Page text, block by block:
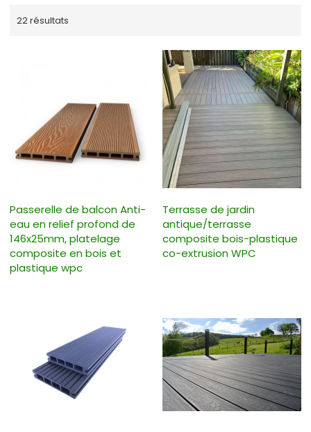
22 résultats
Passerelle de balcon Anti-
eau en relief profond de
146x25mm, platelage
composite en bois et
plastique wpc
Terrasse de jardin
antique/terrasse
composite bois-plastique
co-extrusion WPC